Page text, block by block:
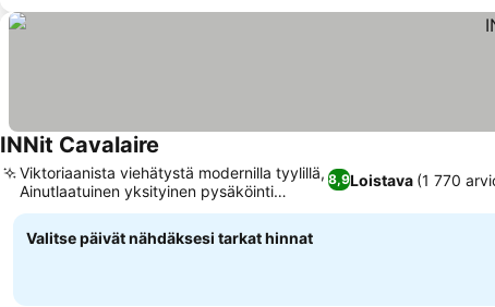
INNit Cavalaire
8,9Loistava (1 770
Viktoriaanista viehätystä modernilla tyylillä,
Ainutlaatuinen yksityinen pysäköinti
kadulla
Valitse päivät nähdäksesi tarkat hinnat